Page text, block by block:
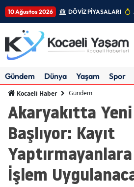
10 Ağustos 2026 DÖVİZ PİYASALARI
Gündem Dünya Yaşam Spor
Kocaeli Haber Gündem
Akaryakıtta
Başlıyor: Kayıt
İşlem